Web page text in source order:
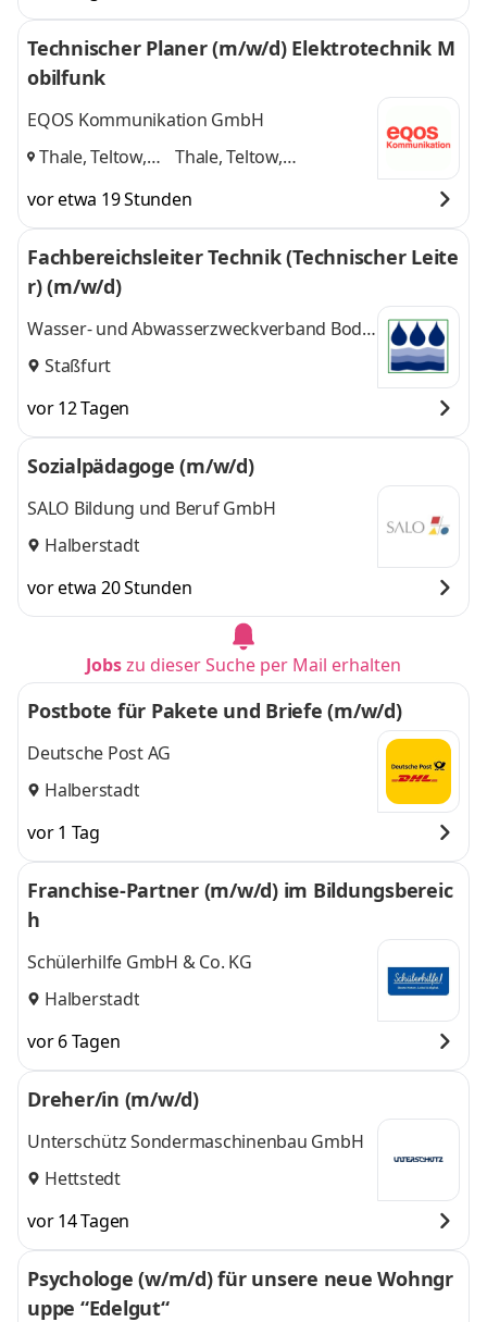
Technischer Planer (m/w/d) Elektrotechnik M
obilfunk
EQOS Kommunikation GmbH
Thale, Teltow,
Thale, Teltow,
weitere
vor etwa 19 Stunden
Fachbereichsleiter Technik (Technischer Leite
r) (m/w/d)
Wasser- und Abwasserzweckverband Bode-
Wipper
Staßfurt
vor 12 Tagen
Sozialpädagoge (m/w/d)
SALO Bildung und Beruf GmbH
Halberstadt
vor etwa 20 Stunden
Jobszu dieser Suche per Mail erhalten
Postbote für Pakete und Briefe (m/w/d)
Deutsche Post AG
Halberstadt
vor 1 Tag
Franchise-Partner (m/w/d) im Bildungsbereic
h
Schülerhilfe GmbH & Co. KG
Halberstadt
vor 6 Tagen
Dreher/in (m/w/d)
Unterschütz Sondermaschinenbau GmbH
Hettstedt
vor 14 Tagen
Psychologe (w/m/d) für unsere neue Wohngr
uppe “Edelgut“